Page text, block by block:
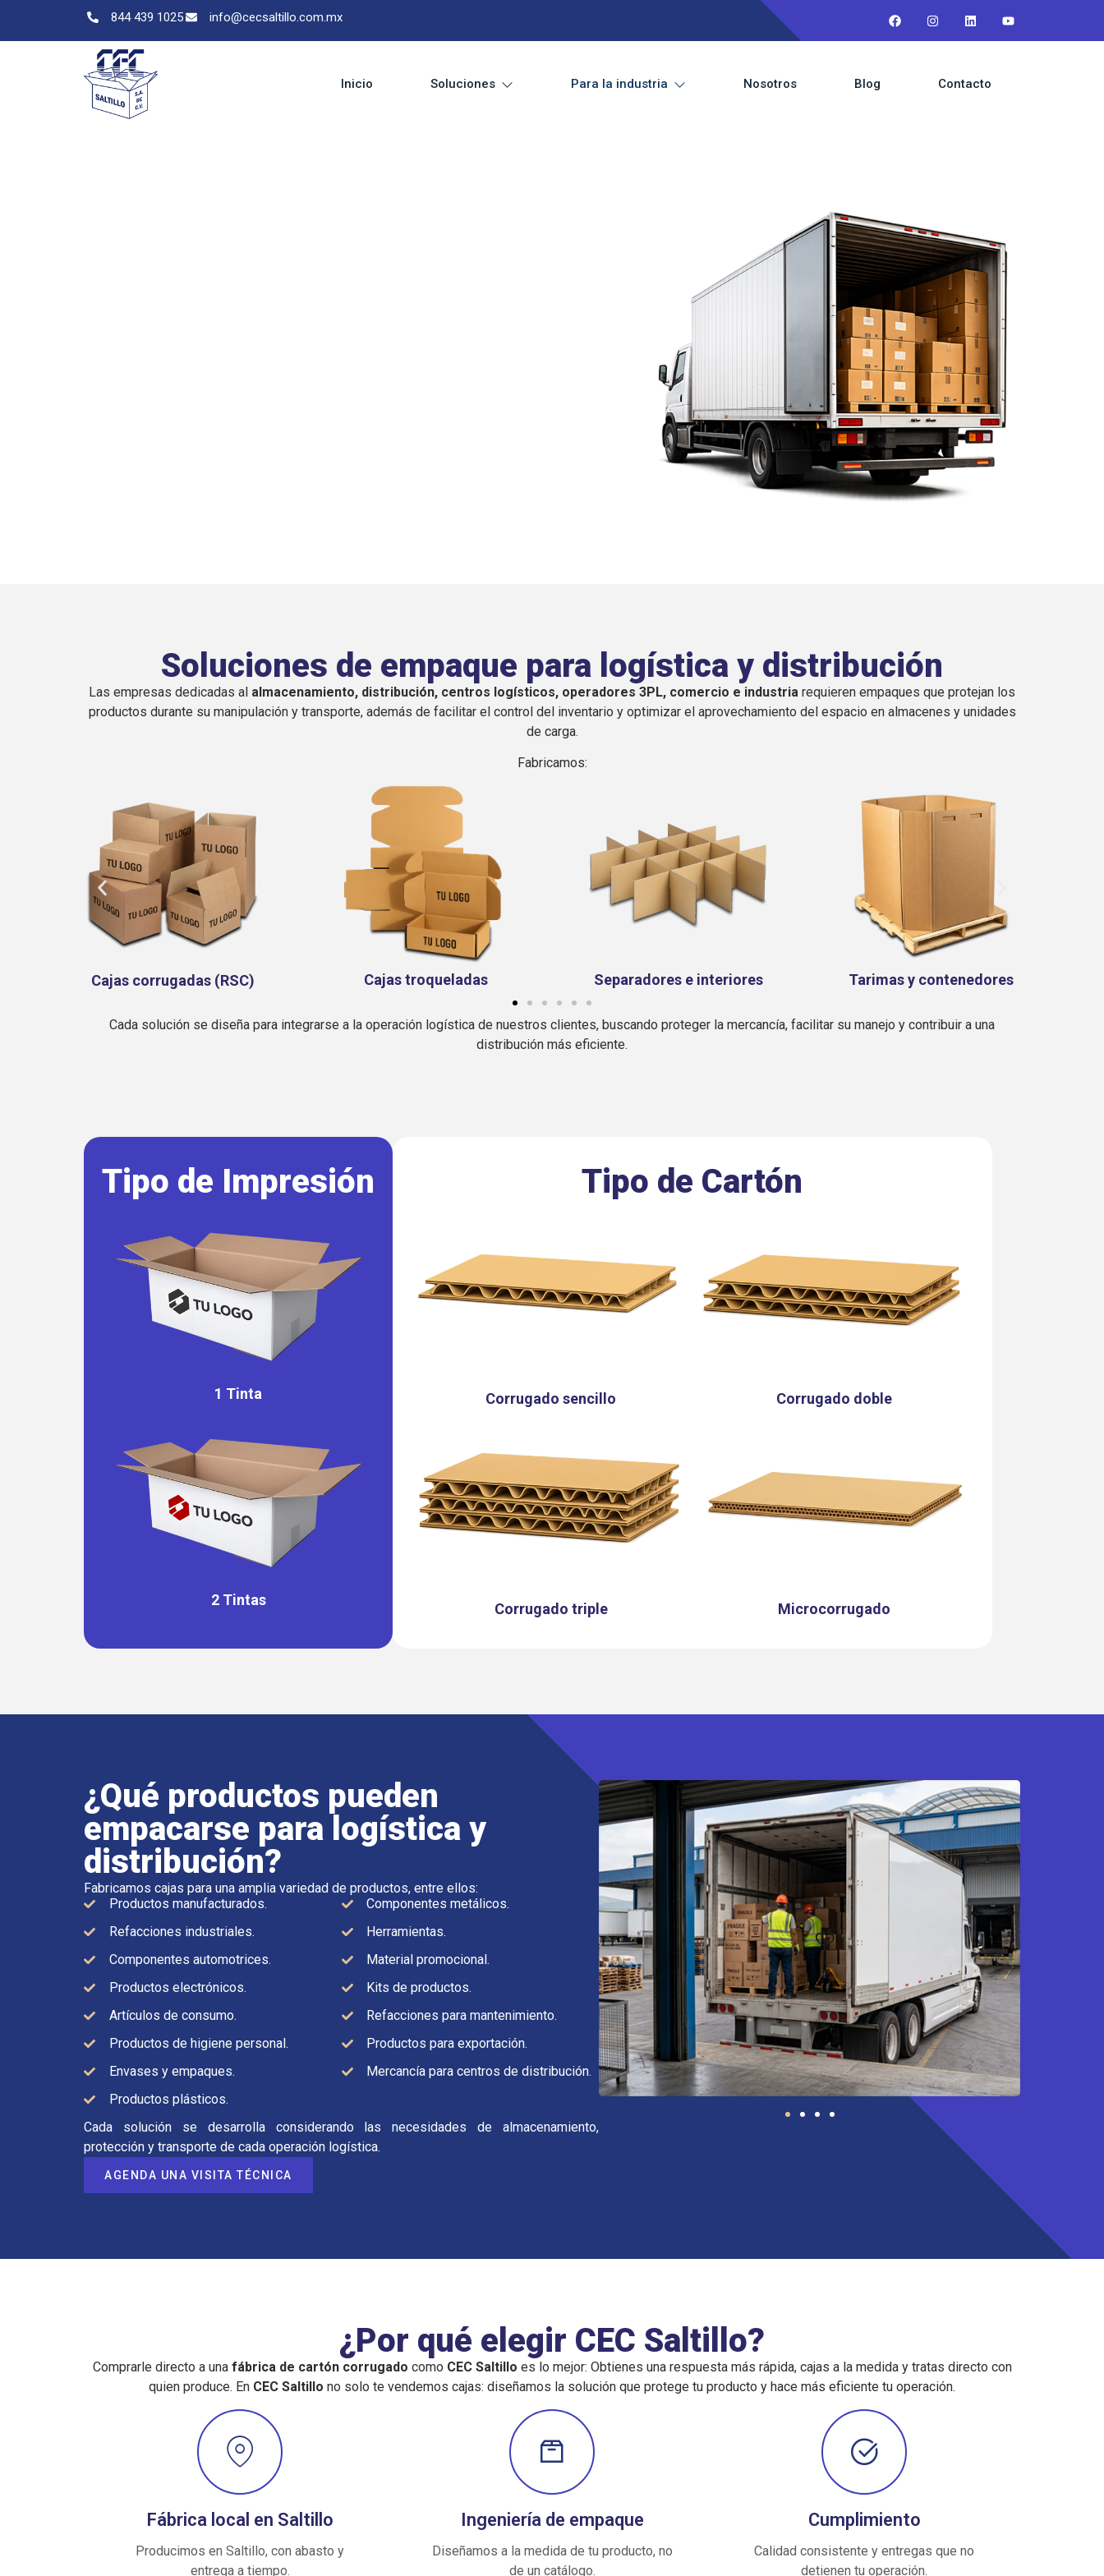
844 439 1025 info@cecsaltillo.com.mx
Inicio Soluciones Para la industria Nosotros Blog Contacto
Soluciones de empaque para logística y distribución
Las empresas dedicadas al almacenamiento, distribución, centros logísticos, operadores 3PL, comercio e industria requieren empaques que protejan los
productos durante su manipulación y transporte, además de facilitar el control del inventario y optimizar el aprovechamiento del espacio en almacenes y unidades
de carga.
Fabricamos:
Cajas troqueladas Separadores e interiores Tarimas y contenedores Exhibidores
Cada solución se diseña para integrarse a la operación logística de nuestros clientes, buscando proteger la mercancía, facilitar su manejo y contribuir a una
distribución más eficiente.
Tipo de Impresión
1 Tinta
2 Tintas
Tipo de Cartón
Corrugado sencillo Corrugado doble
Corrugado triple Microcorrugado
¿Qué productos pueden
empacarse para logística y
distribución?
Fabricamos cajas para una amplia variedad de productos, entre ellos:
Productos manufacturados.
Refacciones industriales.
Componentes automotrices.
Productos electrónicos.
Artículos de consumo.
Productos de higiene personal.
Envases y empaques.
Productos plásticos.
Componentes metálicos.
Herramientas.
Material promocional.
Kits de productos.
Refacciones para mantenimiento.
Productos para exportación.
Mercancía para centros de distribución.
Cada solución se desarrolla considerando las necesidades de almacenamiento,
protección y transporte de cada operación logística.
AGENDA UNA VISITA TÉCNICA
¿Por qué elegir CEC Saltillo?
Comprarle directo a una fábrica de cartón corrugado como CEC Saltillo es lo mejor: Obtienes una respuesta más rápida, cajas a la medida y tratas directo con
quien produce. En CEC Saltillo no solo te vendemos cajas: diseñamos la solución que protege tu producto y hace más eficiente tu operación.
Fábrica local en Saltillo
Producimos en Saltillo, con abasto y
entrega a tiempo.
Ingeniería de empaque
Diseñamos a la medida de tu producto, no
de un catálogo.
Cumplimiento
Calidad consistente y entregas que no
detienen tu operación.